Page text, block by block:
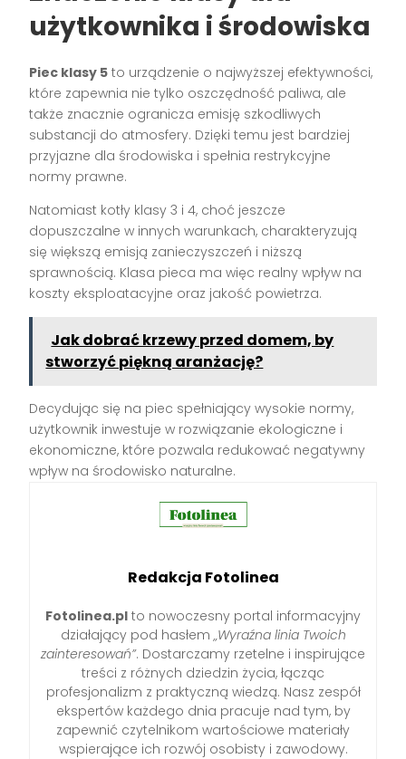
użytkownika i środowiska
Piec klasy 5 to urządzenie o najwyższej efektywności,
które zapewnia nie tylko oszczędność paliwa, ale
także znacznie ogranicza emisję szkodliwych
substancji do atmosfery. Dzięki temu jest bardziej
przyjazne dla środowiska i spełnia restrykcyjne
normy prawne.
Natomiast kotły klasy 3 i 4, choć jeszcze
dopuszczalne w innych warunkach, charakteryzują
się większą emisją zanieczyszczeń i niższą
sprawnością. Klasa pieca ma więc realny wpływ na
koszty eksploatacyjne oraz jakość powietrza.
Jak dobrać krzewy przed domem, by
stworzyć piękną aranżację?
Decydując się na piec spełniający wysokie normy,
użytkownik inwestuje w rozwiązanie ekologiczne i
ekonomiczne, które pozwala redukować negatywny
wpływ na środowisko naturalne.
Redakcja Fotolinea
Fotolinea.pl to nowoczesny portal informacyjny
działający pod hasłem „Wyraźna linia Twoich
zainteresowań”. Dostarczamy rzetelne i inspirujące
treści z różnych dziedzin życia, łącząc
profesjonalizm z praktyczną wiedzą. Nasz zespół
ekspertów każdego dnia pracuje nad tym, by
zapewnić czytelnikom wartościowe materiały
wspierające ich rozwój osobisty i zawodowy.